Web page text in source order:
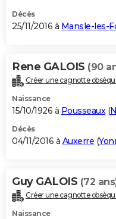
Décès
25/11/2016 à Mansle-les-
Rene GALOIS (90
Créer une cagnotte
Naissance
15/10/1926 à Pousseaux(
Décès
04/11/2016 à Auxerre (
Guy GALOIS (72
Créer une cagnotte
Naissance